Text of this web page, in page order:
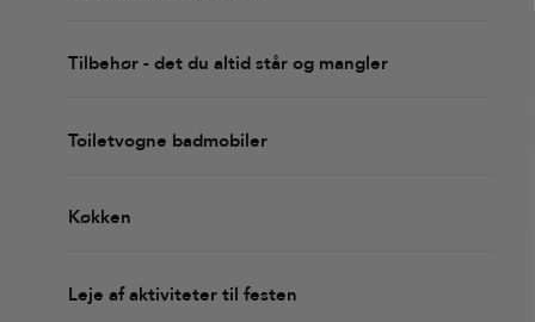
Tilbehør - det du altid står og mangler
Toiletvogne badmobiler
Køkken
Leje af aktiviteter til festen